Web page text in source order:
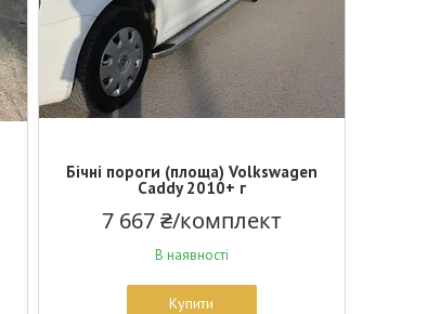
Бічні пороги (площа) Volkswagen
Caddy 2010+ г
7 667 ₴/комплект
В наявності
Купити